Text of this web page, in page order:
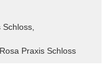
Schloss
Praxis Schloss